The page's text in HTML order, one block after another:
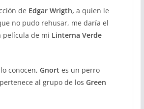
de Edgar Wrigth, a quien le
no pudo rehusar, me daría el
película de mi Linterna Verde
conocen, Gnort es un perro
al grupo de los Green